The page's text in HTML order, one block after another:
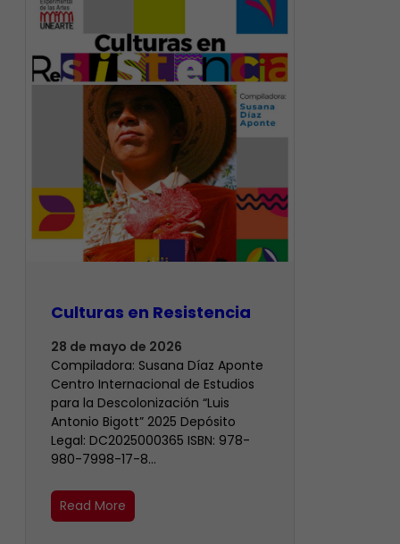
Culturas en Resistencia
28 de mayo de 2026
Compiladora: Susana Díaz Aponte
Centro Internacional de Estudios
para la Descolonización “Luis
Antonio Bigott” 2025 Depósito
Legal: DC2025000365 ISBN: 978-
980-7998-17-8…
Read More